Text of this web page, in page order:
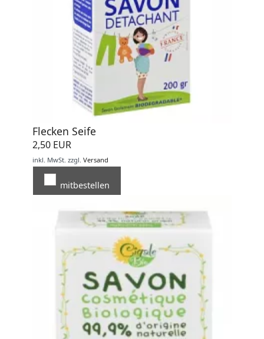
Flecken Seife
2,50 EUR
inkl. MwSt. zzgl. Versand
mitbestellen